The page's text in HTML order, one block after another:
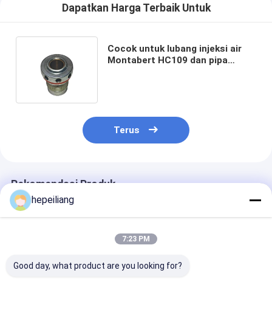
Dapatkan Harga Terbaik Untuk
Cocok untuk lubang injeksi air
Montabert HC109 dan pipa
Terus
Rekomendasi Produk
hepeiliang
7:23 PM
Good day, what product are you looking for?